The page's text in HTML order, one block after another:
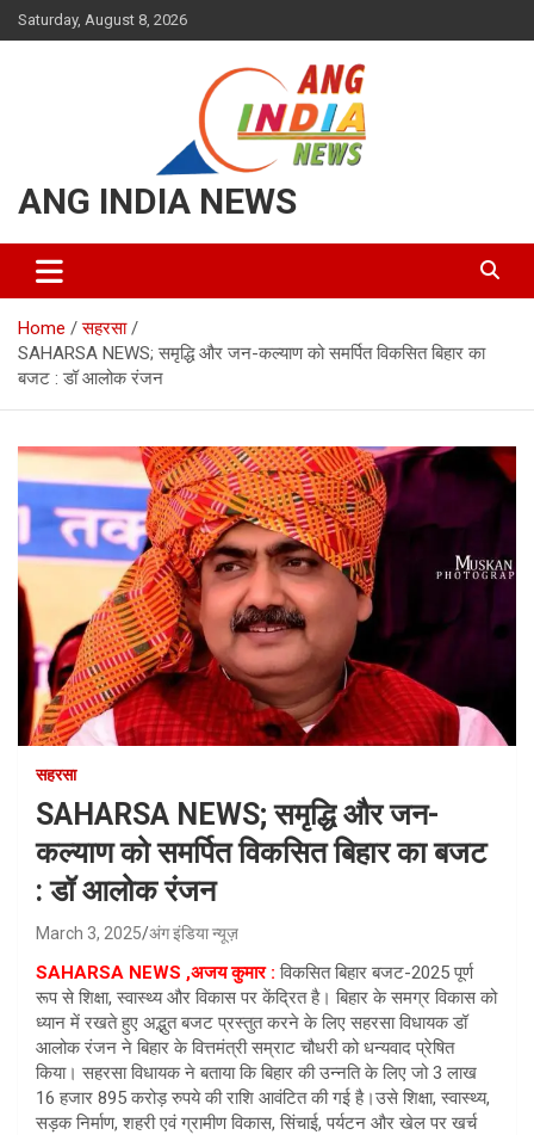
Skip
to
Saturday, August 8, 2026
ANG INDIA NEWS
Home
सहरसा
SAHARSA NEWS; समृद्धि और जन-कल्याण को समर्पित विकसित बिहार का
बजट : डॉ आलोक रंजन
सहरसा
SAHARSA NEWS; समृद्धि और जन-
कल्याण को समर्पित विकसित बिहार का बजट
: डॉ आलोक रंजन
March 3, 2025 अंग इंडिया न्यूज़
SAHARSA NEWS ,अजय कुमार : विकसित बिहार बजट-2025 पूर्ण
रूप से शिक्षा, स्वास्थ्य और विकास पर केंद्रित है। बिहार के समग्र विकास को
ध्यान में रखते हुए अद्भुत बजट प्रस्तुत करने के लिए सहरसा विधायक डॉ
आलोक रंजन ने बिहार के वित्तमंत्री सम्राट चौधरी को धन्यवाद प्रेषित
किया। सहरसा विधायक ने बताया कि बिहार की उन्नति के लिए जो 3 लाख
16 हजार 895 करोड़ रुपये की राशि आवंटित की गई है।उसे शिक्षा, स्वास्थ्य,
सड़क निर्माण, शहरी एवं ग्रामीण विकास, सिंचाई, पर्यटन और खेल पर खर्च